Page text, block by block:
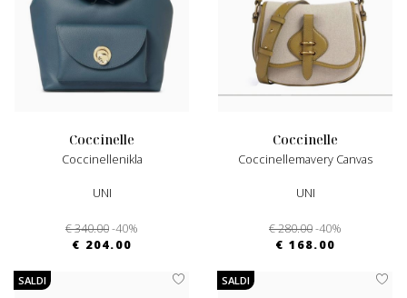
coccinelle
Coccinellenikla
UNI
€ 340.00-40%
€ 204.00
coccinelle
Coccinellemavery Canvas
UNI
€ 280.00-40%
€ 168.00
SALDI SALDI